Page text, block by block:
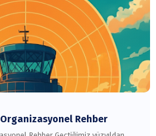
Organizasyonel Rehber